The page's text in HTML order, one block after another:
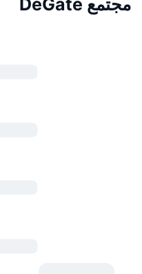
مجتمع DeGate